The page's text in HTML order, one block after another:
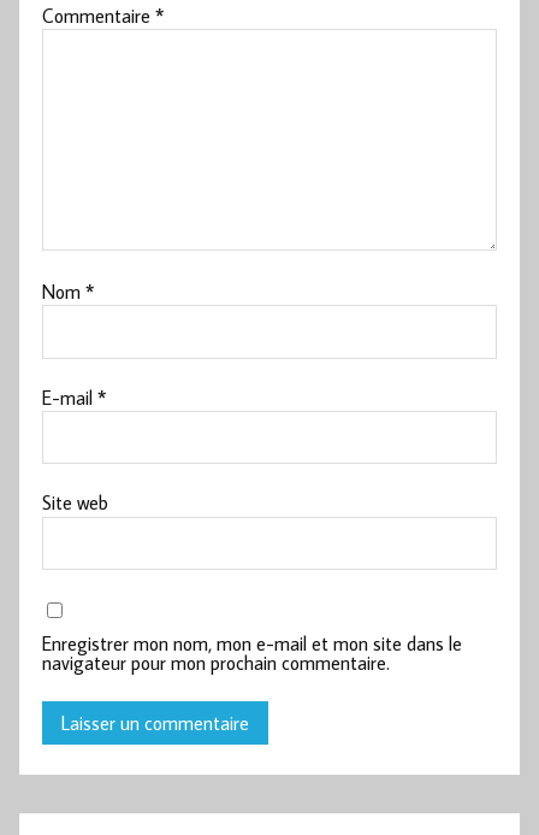
Commentaire*
Nom*
E-mail*
Site web
Enregistrer mon nom, mon e-mail et mon site dans le
navigateur pour mon prochain commentaire.